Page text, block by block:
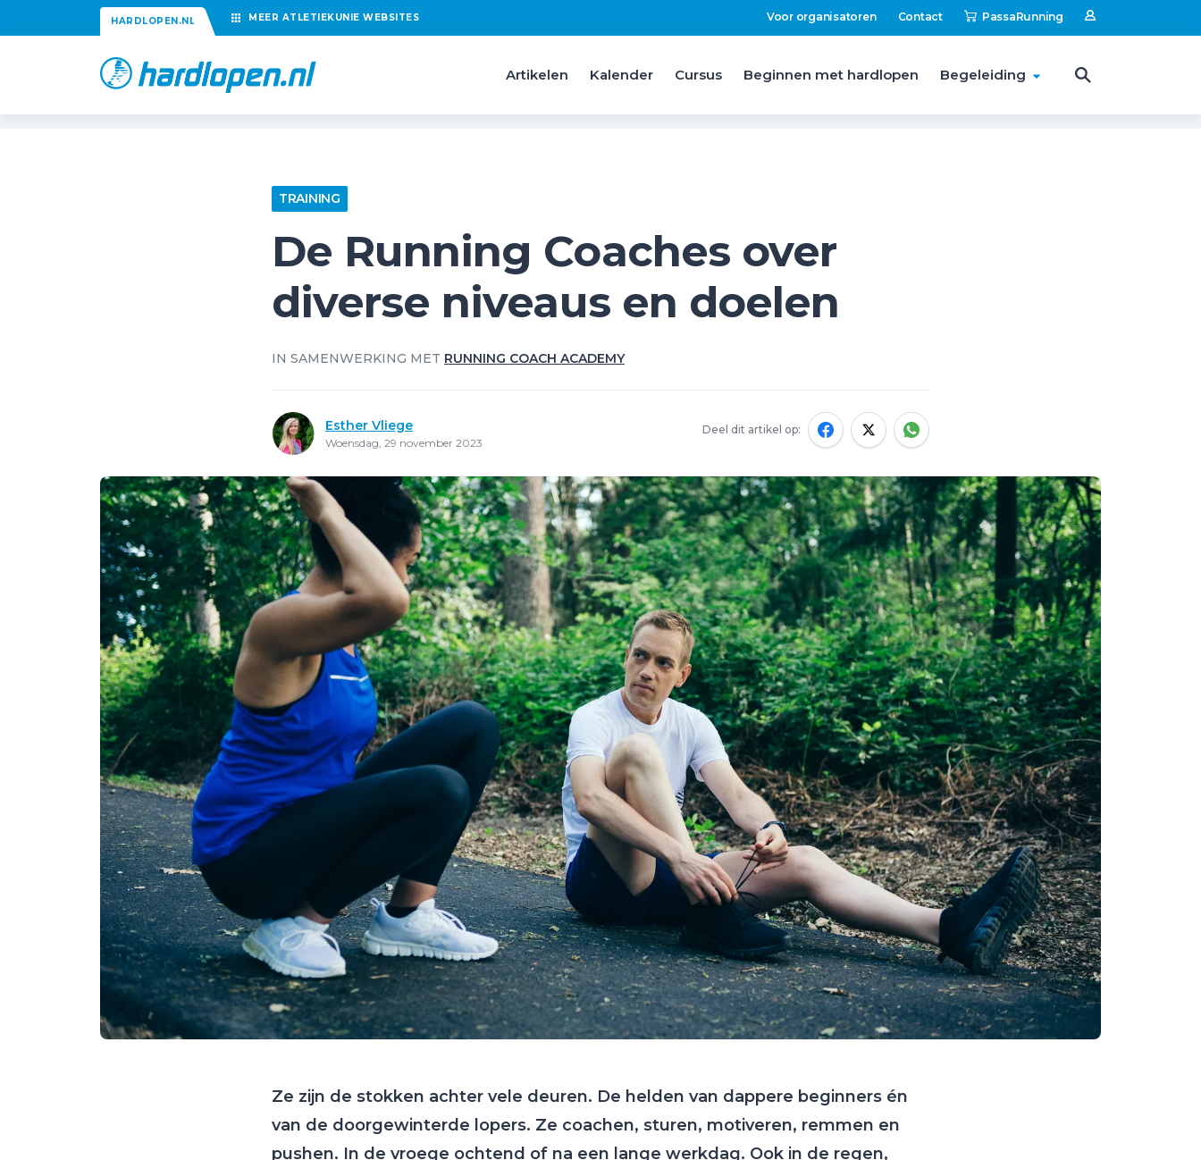
HARDLOPEN.NL MEER ATLETIEKUNIE WEBSITES Voor organisatoren Contact PassaRunning
Artikelen Kalender Cursus Beginnen met hardlopen Begeleiding
TRAINING
De Running Coaches over
diverse niveaus en doelen
IN SAMENWERKING MET RUNNING COACH ACADEMY
Esther Vliege
Woensdag, 29 november 2023
Deel dit artikel op:
Ze zijn de stokken achter vele deuren. De helden van dappere beginners én
van de doorgewinterde lopers. Ze coachen, sturen, motiveren, remmen en
pushen. In de vroege ochtend of na een lange werkdag. Ook in de regen,